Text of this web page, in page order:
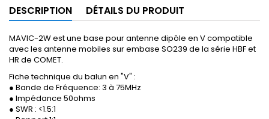
DESCRIPTION DÉTAILS DU PRODUIT
MAVIC-2W est une base pour antenne dipôle en V compatible
avec les antenne mobiles sur embase SO239 de la série HBF et
HR de COMET.
Fiche technique du balun en "V" :
● Bande de Fréquence: 3 à 75MHz
● Impédance 50ohms
● SWR : <1.5:1